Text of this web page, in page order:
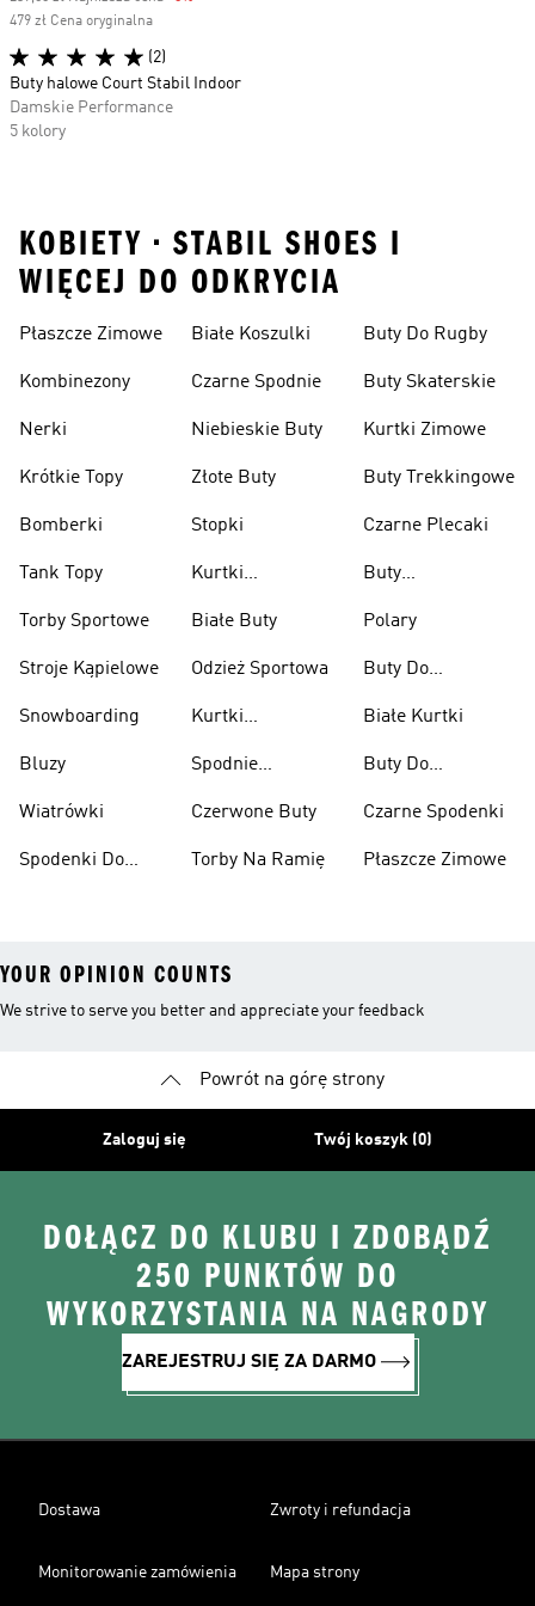
479 zł Cena oryginalna
(2)
Buty halowe Court Stabil Indoor
Damskie Performance
5 kolory
KOBIETY • STABIL SHOES I
WIĘCEJ DO ODKRYCIA
Płaszcze Zimowe
Kombinezony
Nerki
Krótkie Topy
Bomberki
Tank Topy
Torby Sportowe
Stroje Kąpielowe
Snowboarding
Bluzy
Wiatrówki
Spodenki Do
Białe Koszulki
Czarne Spodnie
Niebieskie Buty
Złote Buty
Stopki
Kurtki
Białe Buty
Odzież Sportowa
Kurtki
Spodnie
Czerwone Buty
Torby Na Ramię
Buty Do Rugby
Buty Skaterskie
Kurtki Zimowe
Buty Trekkingowe
Czarne Plecaki
Buty
Polary
Buty Do
Ciężarów
Białe Kurtki
Buty Do
Czarne Spodenki
Płaszcze Zimowe
YOUR OPINION COUNTS
We strive to serve you better and appreciate your feedback
Powrót na górę strony
Zaloguj się Twój koszyk (0)
DOŁĄCZ DO KLUBU I ZDOBĄDŹ
250 PUNKTÓW DO
WYKORZYSTANIA NA NAGRODY
ZAREJESTRUJ SIĘ ZA DARMO
Dostawa Zwroty i refundacja
Monitorowanie zamówienia Mapa strony